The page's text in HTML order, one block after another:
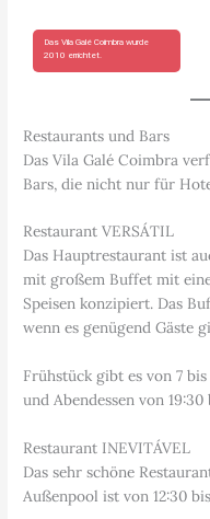
Das Vila Galé Coimbra wurde
2010 errichtet.
Restaurants und Bars
Das Vila Galé Coimbra
Bars, die nicht nur für
Restaurant VERSÁTIL
Das Hauptrestaurant ist
mit großem Buffet mit
Speisen konzipiert. Das
wenn es genügend Gäste
Frühstück gibt es von 7
und Abendessen von
Restaurant INEVITÁVEL
Das sehr schöne
Außenpool ist von 12:30